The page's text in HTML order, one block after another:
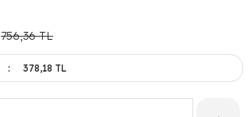
756,36 TL
378,18 TL